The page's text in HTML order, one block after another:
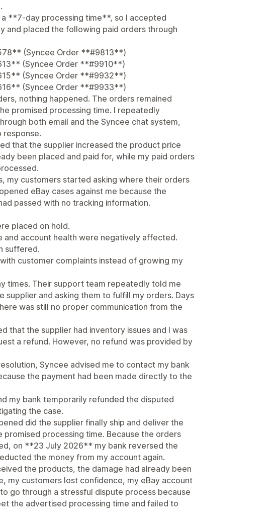
**7-day processing time**, so I accepted
and placed the following paid orders through
(Syncee Order **#9813**)
(Syncee Order **#9910**)
(Syncee Order **#9932**)
(Syncee Order **#9933**)
nothing happened. The orders remained
promised processing time. I repeatedly
both email and the Syncee chat system,
response.
that the supplier increased the product price
been placed and paid for, while my paid orders
my customers started asking where their orders
eBay cases against me because the
passed with no tracking information.
placed on hold.
and account health were negatively affected.
suffered.
customer complaints instead of growing my
times. Their support team repeatedly told me
supplier and asking them to fulfill my orders. Days
was still no proper communication from the
that the supplier had inventory issues and I was
a refund. However, no refund was provided by
Syncee advised me to contact my bank
the payment had been made directly to the
my bank temporarily refunded the disputed
the case.
did the supplier finally ship and deliver the
processing time. Because the orders
on **23 July 2026** my bank reversed the
the money from my account again.
the products, the damage had already been
my customers lost confidence, my eBay account
go through a stressful dispute process because
the advertised processing time and failed to